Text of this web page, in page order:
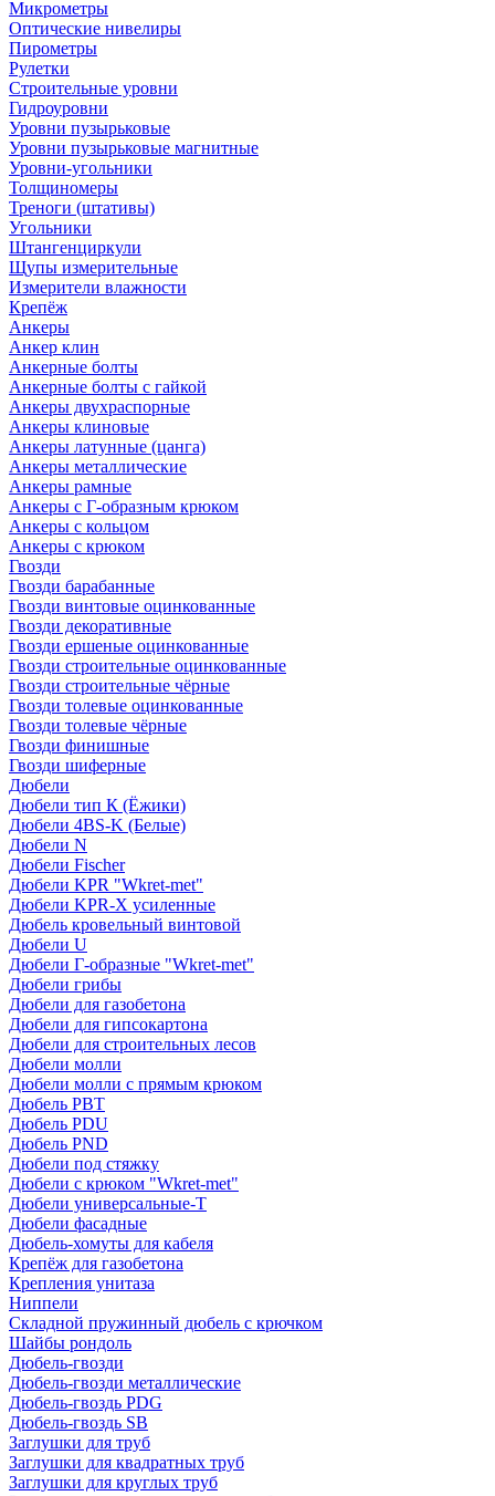
Микрометры
Оптические нивелиры
Пирометры
Рулетки
Строительные уровни
Гидроуровни
Уровни пузырьковые
Уровни пузырьковые магнитные
Уровни-угольники
Толщиномеры
Треноги (штативы)
Угольники
Штангенциркули
Щупы измерительные
Измерители влажности
Крепёж
Анкеры
Анкер клин
Анкерные болты
Анкерные болты с гайкой
Анкеры двухраспорные
Анкеры клиновые
Анкеры латунные (цанга)
Анкеры металлические
Анкеры рамные
Анкеры с Г-образным крюком
Анкеры с кольцом
Анкеры с крюком
Гвозди
Гвозди барабанные
Гвозди винтовые оцинкованные
Гвозди декоративные
Гвозди ершеные оцинкованные
Гвозди строительные оцинкованные
Гвозди строительные чёрные
Гвозди толевые оцинкованные
Гвозди толевые чёрные
Гвозди финишные
Гвозди шиферные
Дюбели
Дюбели тип К (Ёжики)
Дюбели 4BS-K (Белые)
Дюбели N
Дюбели Fischer
Дюбели KPR "Wkret-met"
Дюбели KPR-Х усиленные
Дюбель кровельный винтовой
Дюбели U
Дюбели Г-образные "Wkret-met"
Дюбели грибы
Дюбели для газобетона
Дюбели для гипсокартона
Дюбели для строительных лесов
Дюбели молли
Дюбели молли с прямым крюком
Дюбель PBT
Дюбель PDU
Дюбель PND
Дюбели под стяжку
Дюбели с крюком "Wkret-met"
Дюбели универсальные-Т
Дюбели фасадные
Дюбель-хомуты для кабеля
Крепёж для газобетона
Крепления унитаза
Ниппели
Складной пружинный дюбель с крючком
Шайбы рондоль
Дюбель-гвозди
Дюбель-гвозди металлические
Дюбель-гвоздь PDG
Дюбель-гвоздь SB
Заглушки для труб
Заглушки для квадратных труб
Заглушки для круглых труб